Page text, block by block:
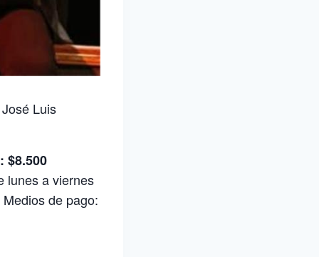
Luis
$8.500
lunes a viernes
de pago: